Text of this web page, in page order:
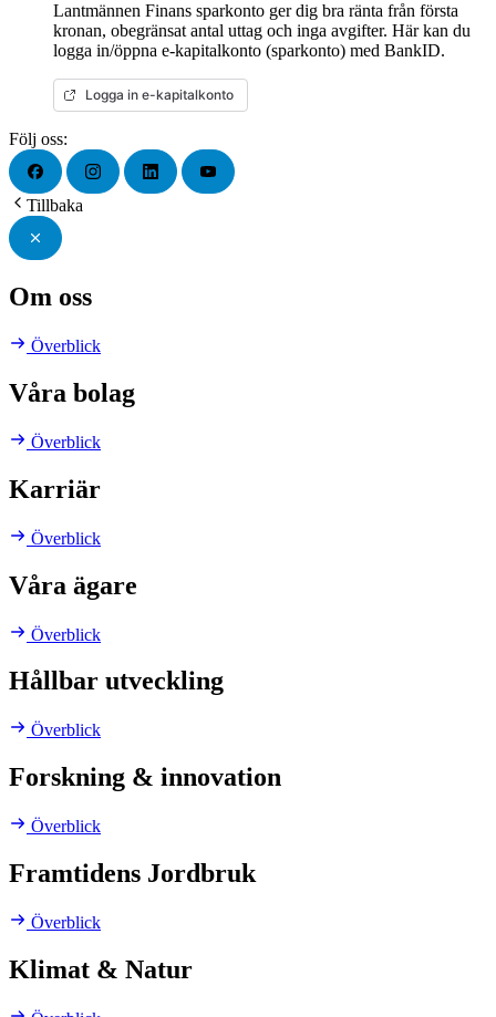
Lantmännen Finans sparkonto ger dig bra ränta från första
kronan, obegränsat antal uttag och inga avgifter. Här kan du
logga in/öppna e-kapitalkonto (sparkonto) med BankID.
Logga in e-kapitalkonto
Följ oss:
Tillbaka
Om oss
Överblick
Våra bolag
Överblick
Karriär
Överblick
Våra ägare
Överblick
Hållbar utveckling
Överblick
Forskning & innovation
Överblick
Framtidens Jordbruk
Överblick
Klimat & Natur